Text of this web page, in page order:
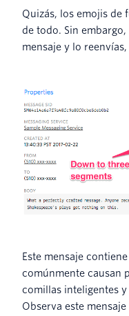
Quizás, los emojis de
de todo. Sin
mensaje y lo
Este mensaje
comúnmente causan
comillas inteligentes y
Observa este